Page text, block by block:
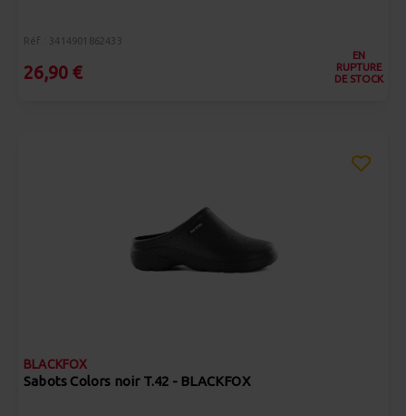
Réf : 3414901862433
26,90 €
EN
RUPTURE
DE STOCK
BLACKFOX
Sabots Colors noir T.42 - BLACKFOX